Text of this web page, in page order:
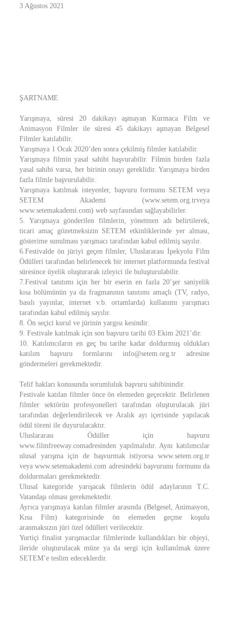
3 Ağustos 2021
ŞARTNAME
Yarışmaya, süresi 20 dakikayı aşmayan Kurmaca Film ve
Animasyon Filmler ile süresi 45 dakikayı aşmayan Belgesel
Filmler katılabilir.
Yarışmaya 1 Ocak 2020’den sonra çekilmiş filmler katılabilir.
Yarışmaya filmin yasal sahibi başvurabilir. Filmin birden fazla
yasal sahibi varsa, her birinin onayı gereklidir. Yarışmaya birden
fazla filmle başvurulabilir.
Yarışmaya katılmak isteyenler, başvuru formunu SETEM veya
SETEM Akademi (www.setem.org.trveya
www.setemakademi.com) web sayfasından sağlayabilirler.
5. Yarışmaya gönderilen filmlerin, yönetmen adı belirtilerek,
ticari amaç gözetmeksizin SETEM etkinliklerinde yer alması,
gösterime sunulması yarışmacı tarafından kabul edilmiş sayılır.
6.Festivalde ön jüriyi geçen filmler, Uluslararası İpekyolu Film
Ödülleri tarafından belirlenecek bir internet platformunda festival
süresince üyelik oluşturarak izleyici ile buluşturulabilir.
7.Festival tanıtımı için her bir eserin en fazla 20’şer saniyelik
kısa bölümünün ya da fragmanının tanıtımı amaçlı (TV, radyo,
basılı yayınlar, internet v.b. ortamlarda) kullanımı yarışmacı
tarafından kabul edilmiş sayılır.
8. Ön seçici kurul ve jürinin yargısı kesindir.
9. Festivale katılmak için son başvuru tarihi 03 Ekim 2021’dir.
10. Katılımcıların en geç bu tarihe kadar doldurmuş oldukları
katılım başvuru formlarını info@setem.org.tr adresine
göndermeleri gerekmektedir.
Telif hakları konusunda sorumluluk başvuru sahibinindir.
Festivale katılan filmler önce ön elemeden geçecektir. Belirlenen
filmler sektörün profesyonelleri tarafından oluşturulacak jüri
tarafından değerlendirilecek ve Aralık ayı içerisinde yapılacak
ödül töreni ile duyurulacaktır.
Uluslararası Ödüller için başvuru
www.filmfreeway.comadresinden yapılmalıdır. Aynı katılımcılar
ulusal yarışma için de başvurmak istiyorsa www.setem.org.tr
veya www.setemakademi.com adresindeki başvurunu formunu da
doldurmaları gerekmektedir.
Ulusal kategoride yarışacak filmlerin ödül adaylarının T.C.
Vatandaşı olması gerekmektedir.
Ayrıca yarışmaya katılan filmler arasında (Belgesel, Animasyon,
Kısa Film) kategorisinde ön elemeden geçme koşulu
aranmaksızın jüri özel ödülleri verilecektir.
Yurtiçi finalist yarışmacılar filmlerinde kullandıkları bir objeyi,
ileride oluşturulacak müze ya da sergi için kullanılmak üzere
SETEM’e teslim edeceklerdir.